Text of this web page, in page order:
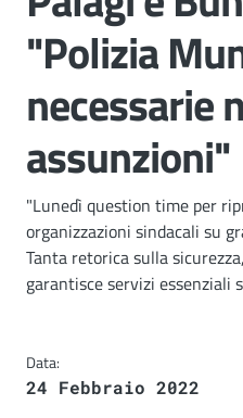
"Polizia
necessarie
assunzioni"
Dettagli
"Lunedì question time per
organizzazioni sindacali su
Tanta retorica sulla
garantisce servizi essenziali
Data:
24 Febbraio 2022